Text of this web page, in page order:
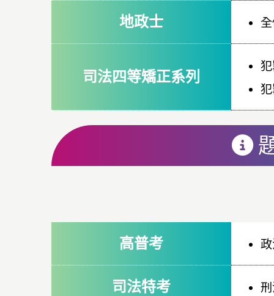
地政士
司法四等矯正系列
高普考
司法特考